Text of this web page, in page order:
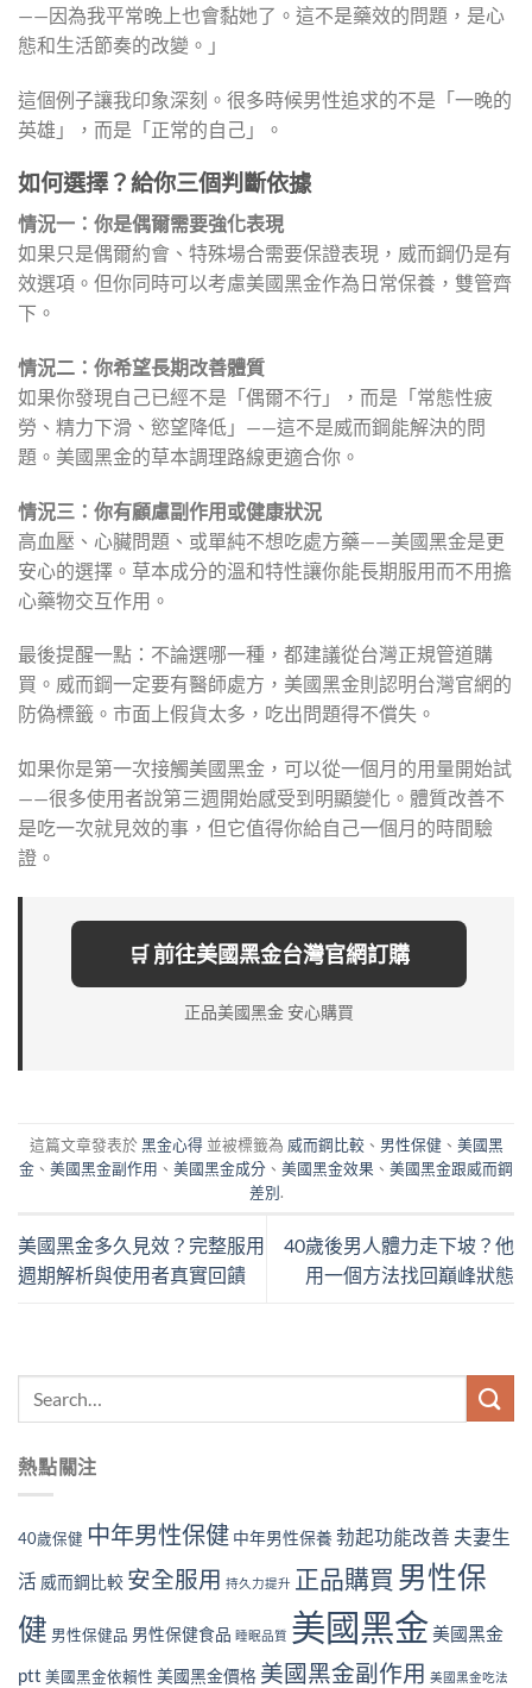
——因為我平常晚上也會黏她了。這不是藥效的問題，是心
態和生活節奏的改變。」
這個例子讓我印象深刻。很多時候男性追求的不是「一晚的
英雄」，而是「正常的自己」。
如何選擇？給你三個判斷依據
情況一：你是偶爾需要強化表現
如果只是偶爾約會、特殊場合需要保證表現，威而鋼仍是有
效選項。但你同時可以考慮美國黑金作為日常保養，雙管齊
下。
情況二：你希望長期改善體質
如果你發現自己已經不是「偶爾不行」，而是「常態性疲
勞、精力下滑、慾望降低」——這不是威而鋼能解決的問
題。美國黑金的草本調理路線更適合你。
情況三：你有顧慮副作用或健康狀況
高血壓、心臟問題、或單純不想吃處方藥——美國黑金是更
安心的選擇。草本成分的溫和特性讓你能長期服用而不用擔
心藥物交互作用。
最後提醒一點：不論選哪一種，都建議從台灣正規管道購
買。威而鋼一定要有醫師處方，美國黑金則認明台灣官網的
防偽標籤。市面上假貨太多，吃出問題得不償失。
如果你是第一次接觸美國黑金，可以從一個月的用量開始試
——很多使用者說第三週開始感受到明顯變化。體質改善不
是吃一次就見效的事，但它值得你給自己一個月的時間驗
證。
🛒 前往美國黑金台灣官網訂購
正品美國黑金 安心購買
這篇文章發表於黑金心得並被標籤為 威而鋼比較、 男性保健、 美國黑
金 、 美國黑金副作用 、 美國黑金成分 、 美國黑金效果 、 美國黑金跟威而鋼
差別.
美國黑金多久見效？完整服用
週期解析與使用者真實回饋
40歲後男人體力走下坡？他
用一個方法找回巔峰狀態
熱點關注
40歲保健 中年男性保健 中年男性保養 勃起功能改善 夫妻生
活 威而鋼比較 安全服用 持久力提升 正品購買 男性保
健 男性保健品 男性保健食品 睡眠品質 美國黑金美國黑金
ptt 美國黑金依賴性 美國黑金價格 美國黑金副作用 美國黑金吃法